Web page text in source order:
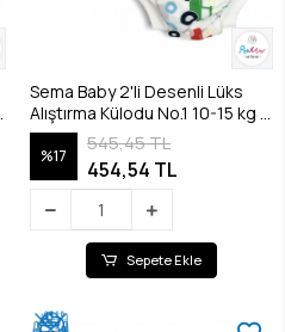
Sema Baby 2'li Desenli Lüks
Alıştırma Külodu No.1 10-15 kg -
Cars
%17
545,45 TL
454,54 TL
Sepete Ekle